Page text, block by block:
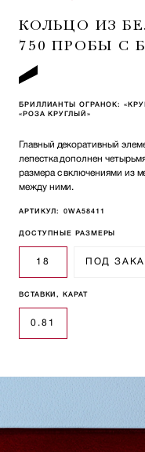
КОЛЬЦО ИЗ
750 ПРОБЫ С
БРИЛЛИАНТЫ ОГРАНОК:
«РОЗА КРУГЛЫЙ»
Главный декоративный
лепестка дополнен
размера с включениями из
между ними.
АРТИКУЛ: 0WA58411
ДОСТУПНЫЕ РАЗМЕРЫ
18 ПОД
ВСТАВКИ, КАРАТ
0.81